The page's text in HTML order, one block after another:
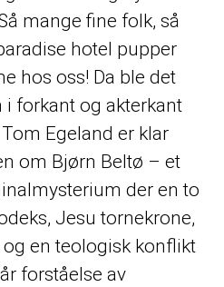
mange fine folk, så
hotel pupper
hos oss! Da ble det
forkant og akterkant
Egeland er klar
om Bjørn Beltø – et
der en to
Jesu tornekrone,
en teologisk konflikt
forståelse av